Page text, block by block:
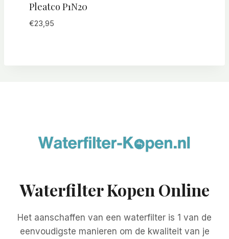
Pleatco P1N20
€23,95
Waterfilter Kopen Online
Het aanschaffen van een waterfilter is 1 van de
eenvoudigste manieren om de kwaliteit van je